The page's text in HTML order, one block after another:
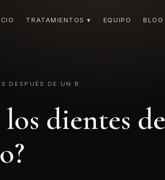
TRATAMIENTOS ▾ EQUIPO BLOG
DESPUÉS DE UN B
dientes